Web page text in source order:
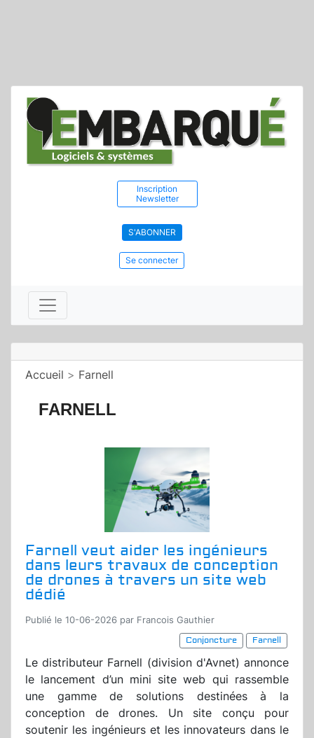
Inscription
Newsletter
S'ABONNER
Se connecter
Accueil > Farnell
FARNELL
Farnell veut aider les ingénieurs
dans leurs travaux de conception
de drones à travers un site web
dédié
Publié le 10-06-2026 par Francois Gauthier
Conjoncture
Farnell
Le distributeur Farnell (division d'Avnet) annonce
le lancement d’un mini site web qui rassemble
une gamme de solutions destinées à la
conception de drones. Un site conçu pour
soutenir les ingénieurs et les innovateurs dans le